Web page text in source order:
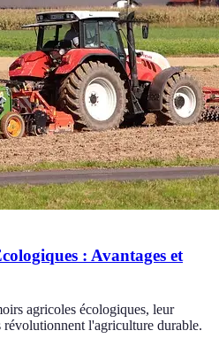
: Avantages et
agricoles écologiques, leur
l'agriculture durable.